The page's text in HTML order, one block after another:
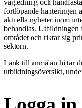
vägledning och
fortlöpande hanteringen
aktuella nyheter inom
behandlas. Utbildningen
området och riktar sig
sektorn.
Länk till anmälan hittar
utbildningsöversikt,